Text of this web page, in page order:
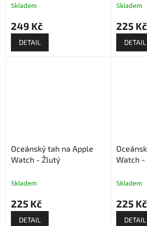
Skladem
249 Kč
DETAIL
Skladem
225 Kč
DETAIL
Oceánský tah na Apple
Watch - Žlutý
Skladem
225 Kč
DETAIL
Watch -
Skladem
225 Kč
DETAIL